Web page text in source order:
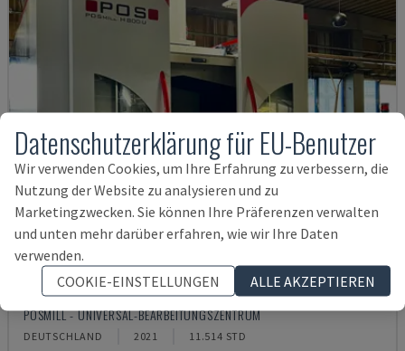
H800U
POSMILL - UNIVERSAL-BEARBEITUNGSZENTRUM
DEUTSCHLAND 2021 11.514 STD
Datenschutzerklärung für EU-Benutzer
Wir verwenden Cookies, um Ihre Erfahrung zu verbessern, die
Nutzung der Website zu analysieren und zu
Marketingzwecken. Sie können Ihre Präferenzen verwalten
und unten mehr darüber erfahren, wie wir Ihre Daten
verwenden.
COOKIE-EINSTELLUNGEN
ALLE AKZEPTIEREN